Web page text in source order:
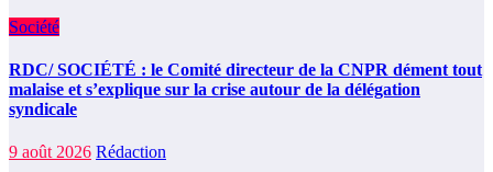
Société
RDC/ SOCIÉTÉ : le Comité directeur de la CNPR dément tout
malaise et s’explique sur la crise autour de la délégation
syndicale
9 août 2026 Rédaction